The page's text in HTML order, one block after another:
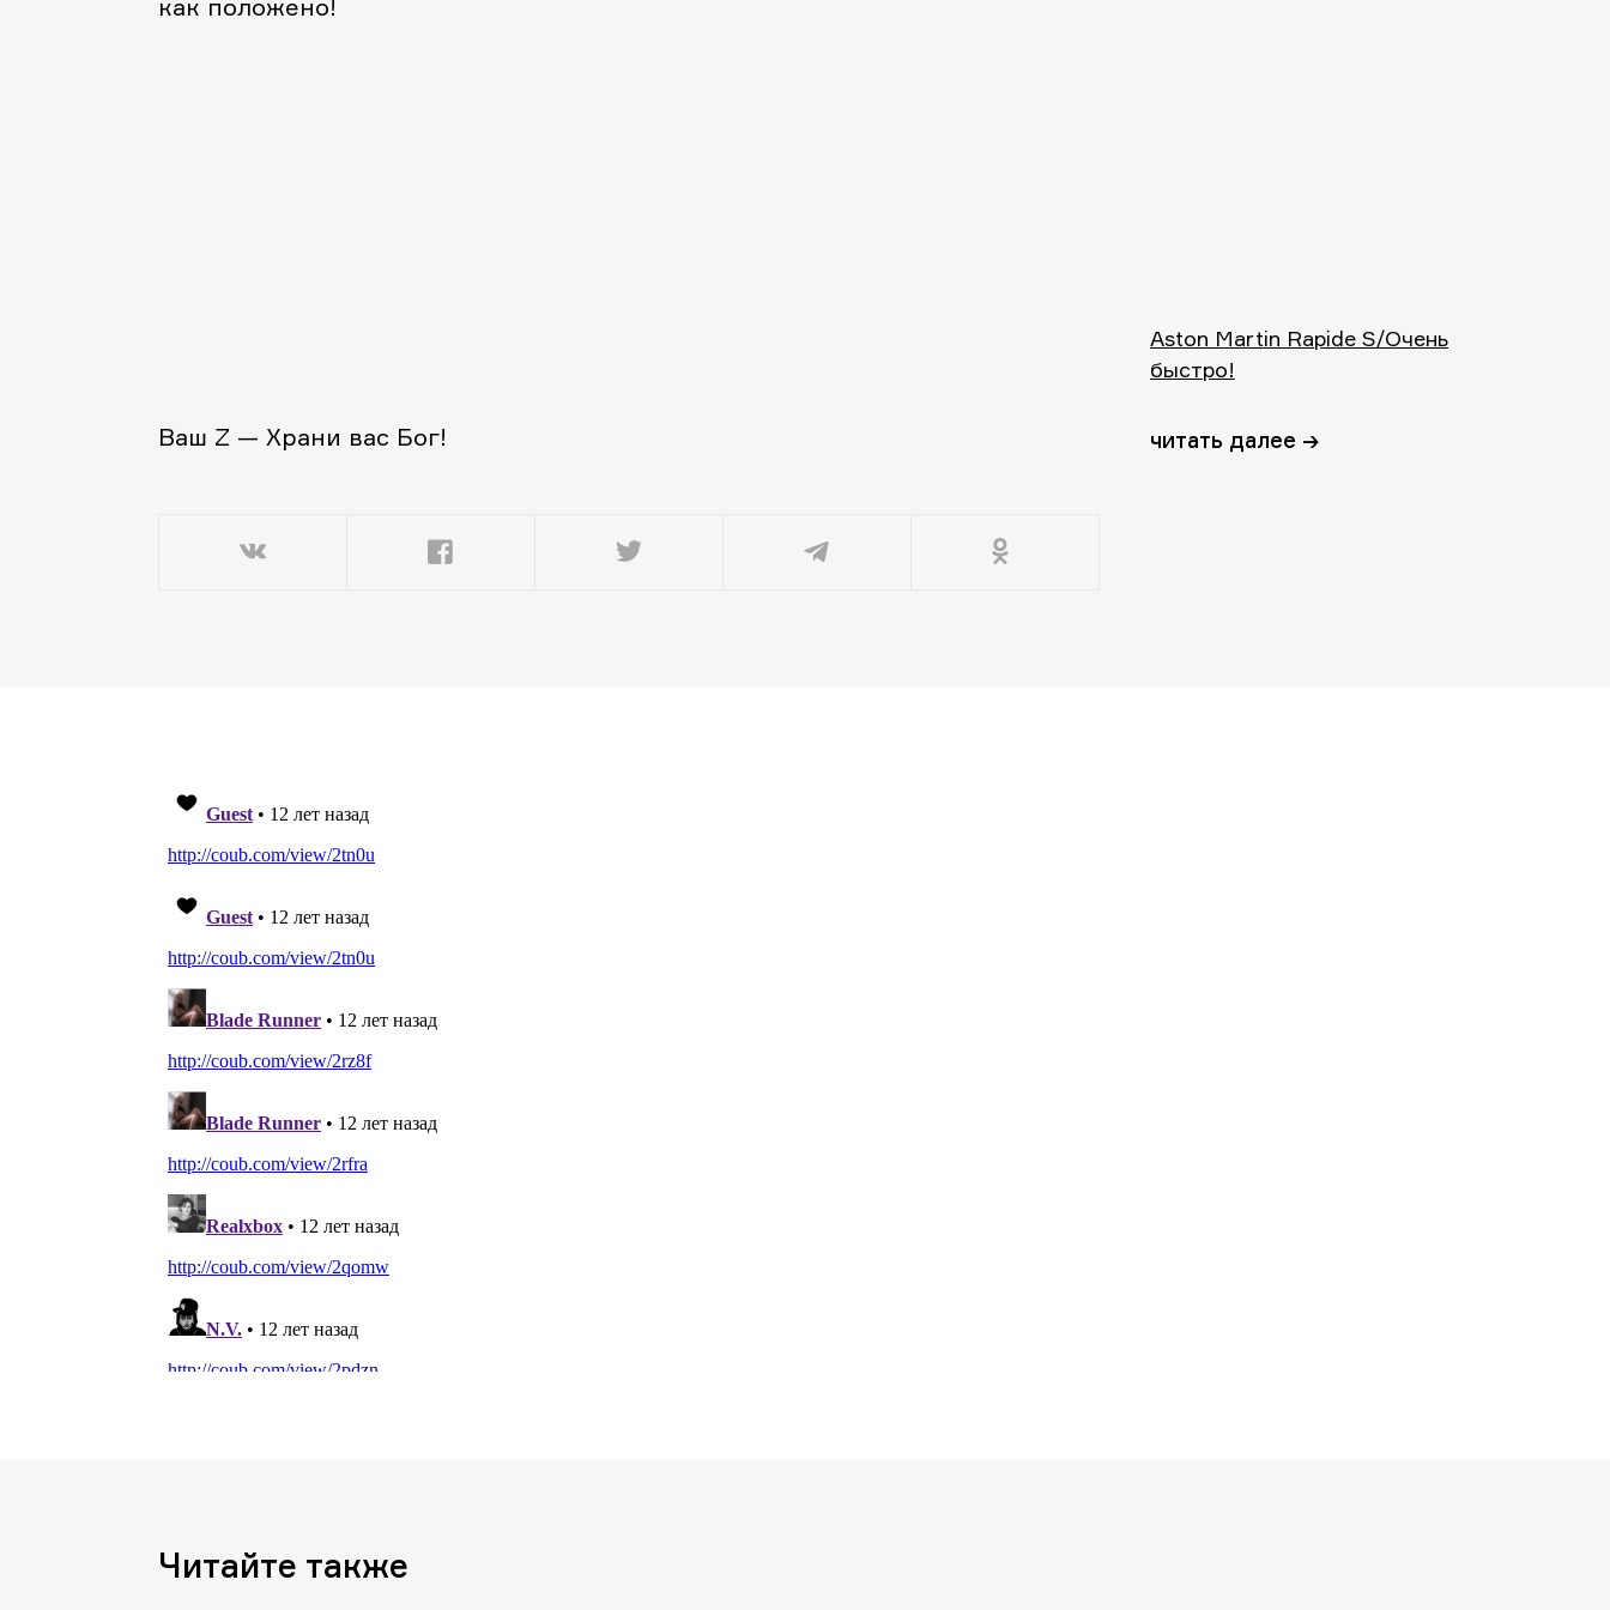
как положено!
Ваш Z — Храни вас Бог!
Aston Martin Rapide S/Очень
быстро!
читать далее →
Читайте также